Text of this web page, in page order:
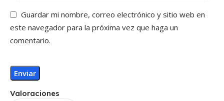
Valoraciones
Guardar mi nombre, correo electrónico y sitio web en
este navegador para la próxima vez que haga un
comentario.